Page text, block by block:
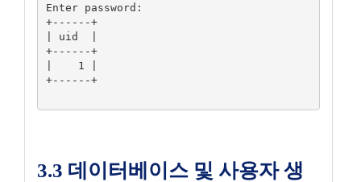
Enter password:
+------+
| uid  |
+------+
|    1 |
+------+
3.3 데이터베이스 및 사용자 생